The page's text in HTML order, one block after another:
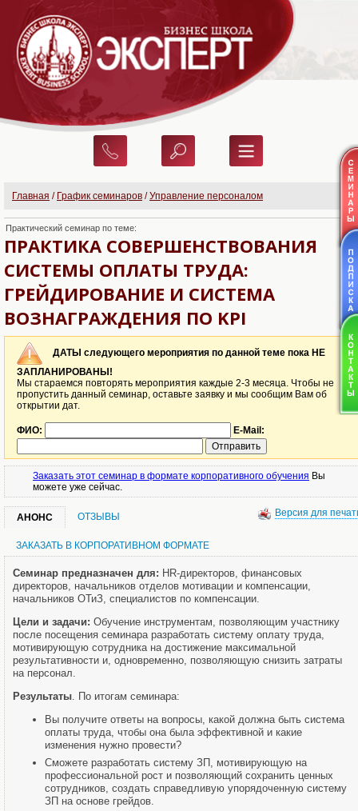
Главная / График семинаров /Управление персоналом
Практический семинар по теме:
ПРАКТИКА СОВЕРШЕНСТВОВАНИЯ
СИСТЕМЫ ОПЛАТЫ ТРУДА:
ГРЕЙДИРОВАНИЕ И СИCТЕМА
ВОЗНАГРАЖДЕНИЯ ПО KPI
ДАТЫ следующего мероприятия по данной теме пока НЕ
ЗАПЛАНИРОВАНЫ!
Мы стараемся повторять мероприятия каждые 2-3 месяца. Чтобы не
пропустить данный семинар, оставьте заявку и мы сообщим Вам об
открытии дат.
ФИО: E-Mail:
Заказать этот семинар в формате корпоративного обучения Вы
можете уже сейчас.
Версия для
АНОНС ОТЗЫВЫ
ЗАКАЗАТЬ В КОРПОРАТИВНОМ ФОРМАТЕ
Семинар предназначен для: HR-директоров, финансовых
директоров, начальников отделов мотивации и компенсации,
начальников ОТиЗ, специалистов по компенсации.
Цели и задачи: Обучение инструментам, позволяющим участнику
после посещения семинара разработать систему оплату труда,
мотивирующую сотрудника на достижение максимальной
результативности и, одновременно, позволяющую снизить затраты
на персонал.
Результаты . По итогам семинара:
Вы получите ответы на вопросы, какой должна быть система
оплаты труда, чтобы она была эффективной и какие
изменения нужно провести?
Сможете разработать систему ЗП, мотивирующую на
профессиональной рост и позволяющий сохранить ценных
сотрудников, создать справедливую упорядоченную систему
ЗП на основе грейдов.